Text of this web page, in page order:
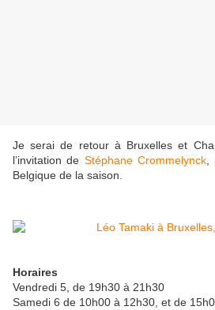
Je serai de retour à Bruxelles et
l’invitation de Stéphane Crommelynck,
Belgique de la saison.
Horaires
Vendredi 5, de 19h30 à 21h30
Samedi 6 de 10h00 à 12h30, et de